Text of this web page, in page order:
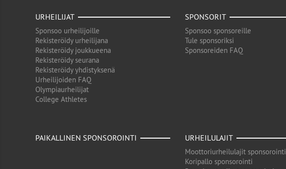
URHEILIJAT
Sponsoo urheilijoille
Rekisteröidy urheilijana
Rekisteröidy joukkueena
Rekisteröidy seurana
Rekisteröidy yhdistyksenä
Urheilijoiden FAQ
Olympiaurheilijat
College Athletes
SPONSORIT
Sponsoo sponsoreille
Tule sponsoriksi
Sponsoreiden FAQ
PAIKALLINEN SPONSOROINTI URHEILULAJIT
Moottoriurheilulajit sponsorointi
Koripallo sponsorointi